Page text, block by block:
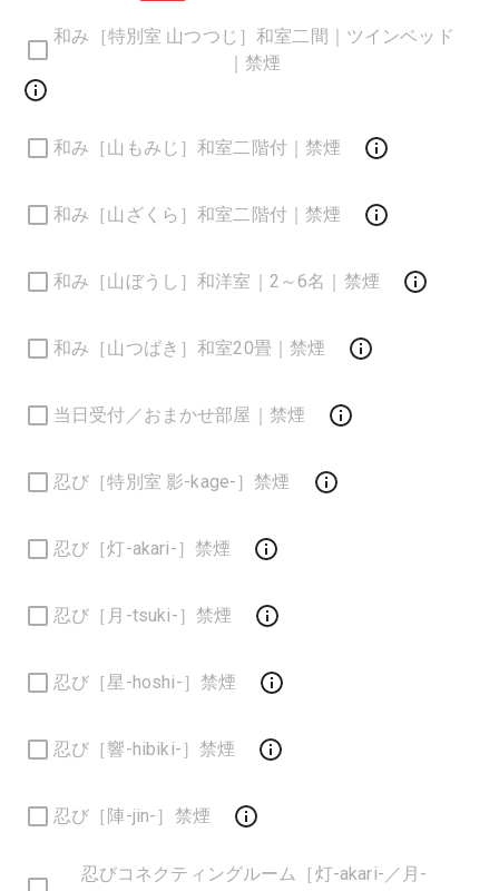
和み［特別室 山つつじ］和室二間｜ツインベッド
｜禁煙
和み［山もみじ］和室二階付｜禁煙
和み［山ざくら］和室二階付｜禁煙
和み［山ぼうし］和洋室｜2～6名｜禁煙
和み［山つばき］和室20畳｜禁煙
当日受付／おまかせ部屋｜禁煙
忍び［特別室 影-kage-］禁煙
忍び［灯-akari-］禁煙
忍び［月-tsuki-］禁煙
忍び［星-hoshi-］禁煙
忍び［響-hibiki-］禁煙
忍び［陣-jin-］禁煙
忍びコネクティングルーム［灯-akari-／月-